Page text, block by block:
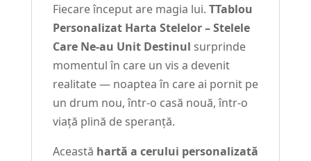
Fiecare început are magia lui. TTablou
Personalizat Harta Stelelor – Stelele
Care Ne-au Unit Destinul surprinde
momentul în care un vis a devenit
realitate — noaptea în care ai pornit pe
un drum nou, într-o casă nouă, într-o
viață plină de speranță.
Această hartă a cerului personalizată